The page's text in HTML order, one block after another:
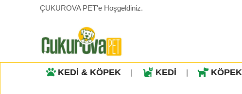
ÇUKUROVA PET'e Hoşgeldiniz.
KEDİ & KÖPEK KEDİ KÖPEK